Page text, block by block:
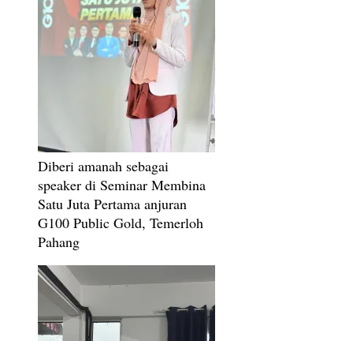
Diberi amanah sebagai
speaker di Seminar Membina
Satu Juta Pertama anjuran
G100 Public Gold, Temerloh
Pahang